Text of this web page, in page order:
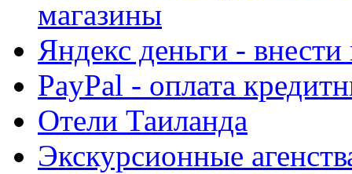
магазины
Яндекс деньги - внести
PayPal - оплата
Отели Таиланда
Экскурсионные